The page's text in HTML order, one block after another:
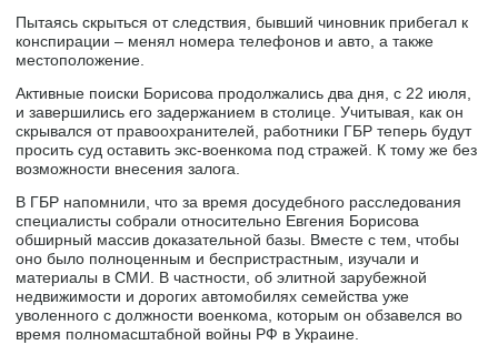
Пытаясь скрыться от следствия, бывший чиновник прибегал к
конспирации – менял номера телефонов и авто, а также
местоположение.
Активные поиски Борисова продолжались два дня, с 22 июля,
и завершились его задержанием в столице. Учитывая, как он
скрывался от правоохранителей, работники ГБР теперь будут
просить суд оставить экс-военкома под стражей. К тому же без
возможности внесения залога.
В ГБР напомнили, что за время досудебного расследования
специалисты собрали относительно Евгения Борисова
обширный массив доказательной базы. Вместе с тем, чтобы
оно было полноценным и беспристрастным, изучали и
материалы в СМИ. В частности, об элитной зарубежной
недвижимости и дорогих автомобилях семейства уже
уволенного с должности военкома, которым он обзавелся во
время полномасштабной войны РФ в Украине.